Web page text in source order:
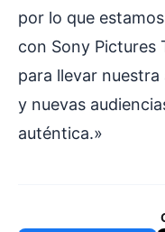
por lo que
con Sony Pictures
para llevar
y nuevas
auténtica.»